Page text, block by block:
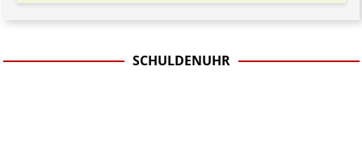
SCHULDENUHR